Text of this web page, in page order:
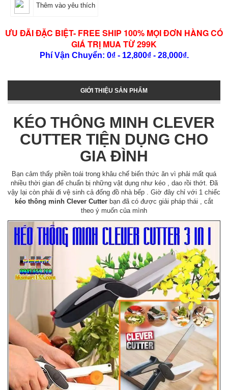
Thêm vào yêu thích
ƯU ĐÃI ĐẶC BIỆT- FREE SHIP 100% MỌI ĐƠN HÀNG CÓ
GIÁ TRỊ MUA TỪ 299K
Phí Vận Chuyển: 0₫ - 12,800₫ - 28,000₫.
GIỚI THIỆU SẢN PHẨM
KÉO THÔNG MINH CLEVER
CUTTER TIỆN DỤNG CHO
GIA ĐÌNH
Bạn cảm thấy phiền toái trong khâu chế biến thức ăn vì phải mất quá
nhiều thời gian để chuẩn bị những vật dụng như kéo , dao rồi thớt. Đã
vậy lại còn phải đi vệ sinh cả đống đồ nhà bếp . Giờ đây chỉ với 1 chiếc
kéo thông minh Clever Cutter bạn đã có được giải pháp thái , cắt
theo ý muốn của mình